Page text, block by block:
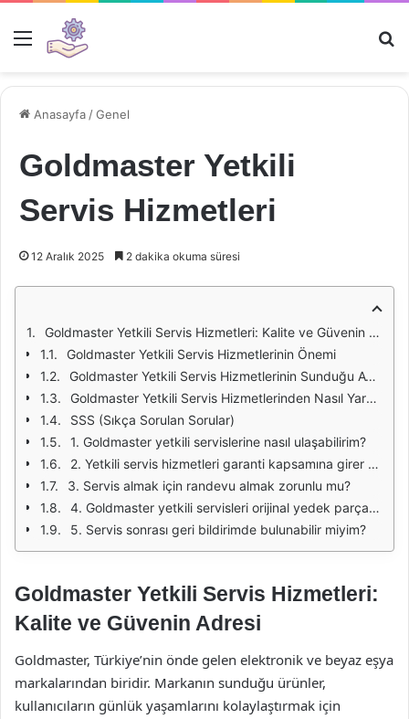
Menü
Anasayfa /Genel
Goldmaster Yetkili
Servis Hizmetleri
12 Aralık 2025 2 dakika okuma süresi
Goldmaster Yetkili Servis Hizmetleri: Kalite ve Güvenin Adresi
Goldmaster Yetkili Servis Hizmetlerinin Önemi
Goldmaster Yetkili Servis Hizmetlerinin Sunduğu Avantajlar
Goldmaster Yetkili Servis Hizmetlerinden Nasıl Yararlanılır?
SSS (Sıkça Sorulan Sorular)
1. Goldmaster yetkili servislerine nasıl ulaşabilirim?
2. Yetkili servis hizmetleri garanti kapsamına girer mi?
3. Servis almak için randevu almak zorunlu mu?
4. Goldmaster yetkili servisleri orijinal yedek parça kullanıyor mu?
5. Servis sonrası geri bildirimde bulunabilir miyim?
Goldmaster Yetkili Servis Hizmetleri:
Kalite ve Güvenin Adresi
Goldmaster, Türkiye’nin önde gelen elektronik ve beyaz eşya
markalarından biridir. Markanın sunduğu ürünler,
kullanıcıların günlük yaşamlarını kolaylaştırmak için